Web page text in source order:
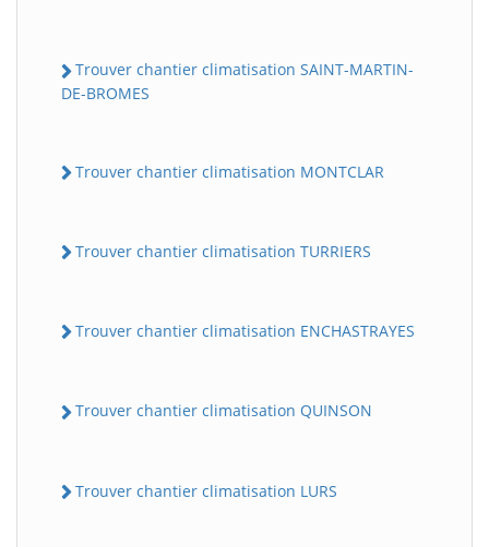
Trouver chantier climatisation SAINT-MARTIN-
DE-BROMES
Trouver chantier climatisation MONTCLAR
Trouver chantier climatisation TURRIERS
Trouver chantier climatisation ENCHASTRAYES
Trouver chantier climatisation QUINSON
Trouver chantier climatisation LURS